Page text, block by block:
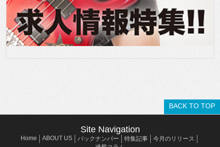
BACK TO TOP
Site Navigation
Home ABOUT US バックナンバー 特集記事
今月のリリース